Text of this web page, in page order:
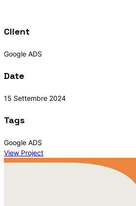
Client
Google ADS
Date
15 Settembre 2024
Tags
Google ADS
View Project